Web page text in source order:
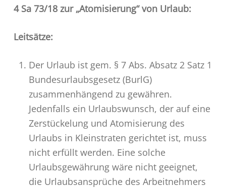
4 Sa 73/18 zur „Atomisierung“ von Urlaub:
Leitsätze:
Der Urlaub ist gem. § 7 Abs. Absatz 2 Satz 1
Bundesurlaubsgesetz (BurlG)
zusammenhängend zu gewähren.
Jedenfalls ein Urlaubswunsch, der auf eine
Zerstückelung und Atomisierung des
Urlaubs in Kleinstraten gerichtet ist, muss
nicht erfüllt werden. Eine solche
Urlaubsgewährung wäre nicht geeignet,
die Urlaubsansprüche des Arbeitnehmers